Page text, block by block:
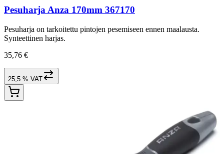
Pesuharja Anza 170mm 367170
Pesuharja on tarkoitettu pintojen pesemiseen ennen maalausta.
Synteettinen harjas.
35,76 €
25,5 % VAT